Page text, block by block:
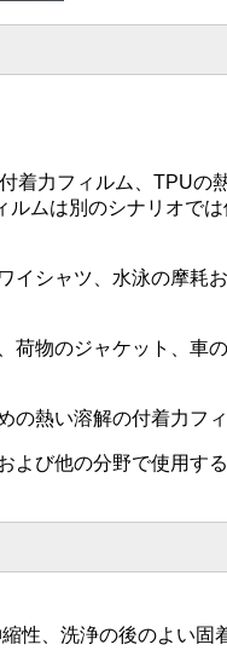
着力フィルム、TPUの
ルムは別のシナリオでは
イシャツ、水泳の摩耗
荷物のジャケット、車
熱い溶解の付着力フィ
よび他の分野で使用す
性、洗浄の後のよい固